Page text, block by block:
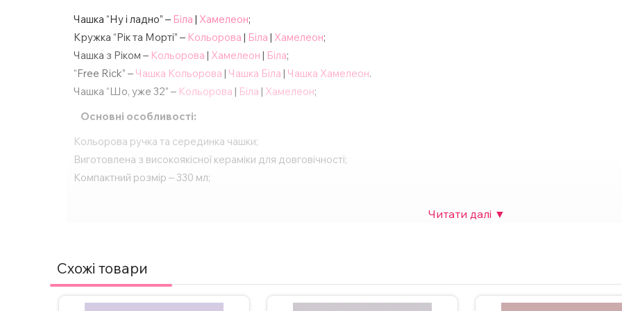
Чашка “Ну і ладно” – Біла | Хамелеон;
Кружка “Рік та Морті” – Кольорова | Біла | Хамелеон;
Чашка з Ріком – Кольорова | Хамелеон | Біла;
“Free Rick” – Чашка Кольорова | Чашка Біла | Чашка Хамелеон.
Чашка “Шо, уже 32” – Кольорова | Біла | Хамелеон;
Основні особливості:
Кольорова ручка та серединка чашки;
Виготовлена з високоякісної кераміки для довговічності;
Компактний розмір – 330 мл;
За бажанням, надпис на чашці можна змінити, а також можна додати фото. Вартість НЕ зміниться. Для
з нами в Інстаграмі, Телеграмі або залиште заявку на сайті.
Схожі товари